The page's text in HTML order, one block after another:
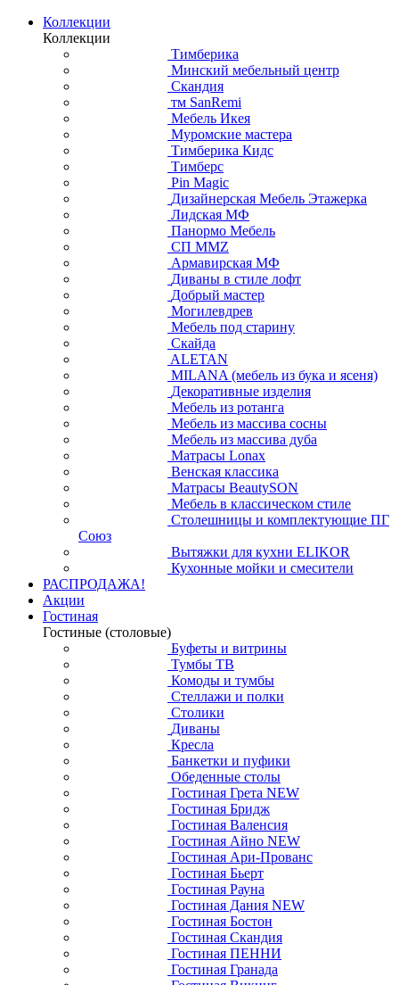
Коллекции
Коллекции
Тимберика
Минский мебельный центр
Скандия
тм SanRemi
Мебель Икея
Муромские мастера
Тимберика Кидс
Тимберс
Pin Magic
Дизайнерская Мебель Этажерка
Лидская МФ
Панормо Мебель
СП ММZ
Армавирская МФ
Диваны в стиле лофт
Добрый мастер
Могилевдрев
Мебель под старину
Скайда
ALETAN
MILANA (мебель из бука и ясеня)
Декоративные изделия
Мебель из ротанга
Мебель из массива сосны
Мебель из массива дуба
Матрасы Lonax
Венская классика
Матрасы BeautySON
Мебель в классическом стиле
Столешницы и комплектующие ПГ
Союз
Вытяжки для кухни ELIKOR
Кухонные мойки и смесители
РАСПРОДАЖА!
Акции
Гостиная
Гостиные (столовые)
Буфеты и витрины
Тумбы ТВ
Комоды и тумбы
Стеллажи и полки
Столики
Диваны
Кресла
Банкетки и пуфики
Обеденные столы
Гостиная Грета NEW
Гостиная Бридж
Гостиная Валенсия
Гостиная Айно NEW
Гостиная Ари-Прованс
Гостиная Бьерт
Гостиная Рауна
Гостиная Дания NEW
Гостиная Бостон
Гостиная Скандия
Гостиная ПЕННИ
Гостиная Гранада